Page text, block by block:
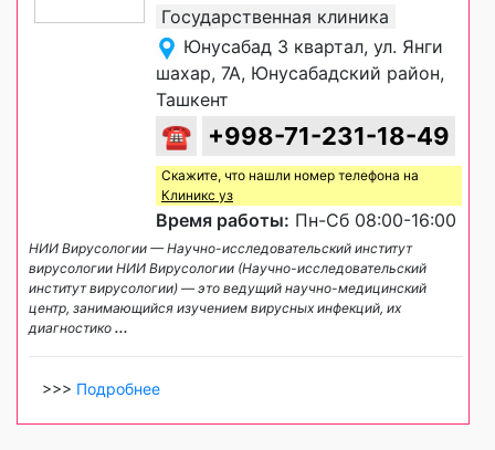
Государственная клиника
Юнусабад 3 квартал, ул. Янги
шахар, 7А, Юнусабадский район,
Ташкент
☎ +998-71-231-18-49
Скажите, что нашли номер телефона на
Клиникс уз
Время работы: Пн-Сб 08:00-16:00
НИИ Вирусологии — Научно-исследовательский институт
вирусологии НИИ Вирусологии (Научно-исследовательский
институт вирусологии) — это ведущий научно-медицинский
центр, занимающийся изучением вирусных инфекций, их
диагностико ...
>>> Подробнее